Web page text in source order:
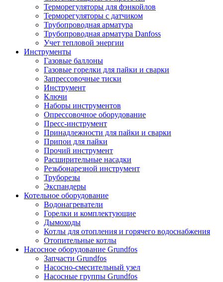
Терморегуляторы для фэнкойлов
Терморегуляторы с датчиком
Трубопроводная арматура
Трубопроводная арматура Danfoss
Учет тепловой энергии
Инструменты
Газовые баллоны
Газовые горелки для пайки и сварки
Запрессовочные тиски
Инструмент
Ключи
Наборы инструментов
Опрессовочное оборудование
Пресс-инструмент
Принадлежности для пайки и сварки
Припои для пайки
Прочий инструмент
Расширительные насадки
Резьбонарезной инструмент
Труборезы
Экспандеры
Котельное оборудование
Водонагреватели
Горелки и комплектующие
Дымоходы
Котлы для отопления и горячего водоснабжения
Отопительные котлы
Насосное оборудование Grundfos
Запчасти Grundfos
Насосно-смесительный узел
Насосные группы Grundfos